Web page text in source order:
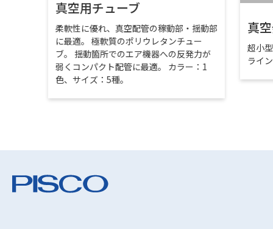
真空用チューブ
柔軟性に優れ、真空配管の稼動部・揺動部
に最適。 極軟質のポリウレタンチュー
ブ。 揺動箇所でのエア機器への反発力が
弱くコンパクト配管に最適。 カラー：1
色、サイズ：5種。
真
超小
ライ